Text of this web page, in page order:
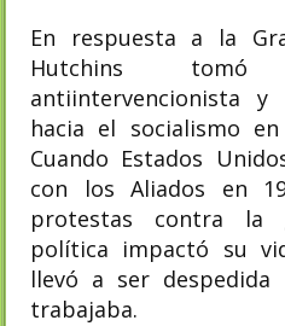
En respuesta a la
Hutchins
antiintervencionista
hacia el socialismo
Cuando Estados
con los Aliados en
protestas contra la
política impactó su
llevó a ser despedida
trabajaba.